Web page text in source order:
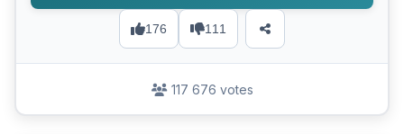
176 111
117 676 votes